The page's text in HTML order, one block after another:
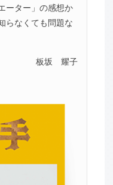
ーター」の感想か
らなくても問題な
板坂 耀子